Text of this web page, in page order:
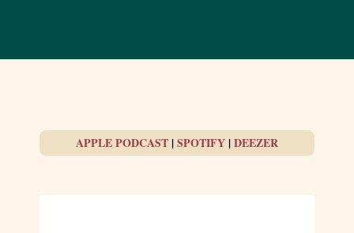
APPLE PODCAST |SPOTIFY |DEEZER